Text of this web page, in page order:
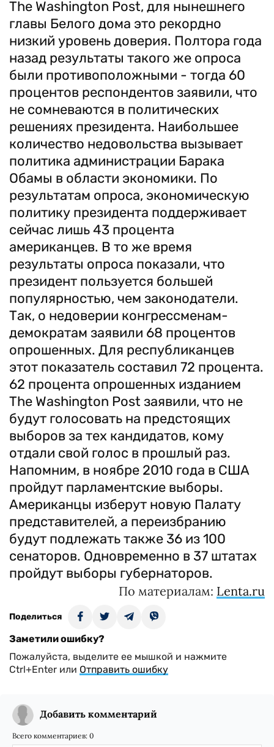
The Washington Post, для нынешнего
главы Белого дома это рекордно
низкий уровень доверия. Полтора года
назад результаты такого же опроса
были противоположными - тогда 60
процентов респондентов заявили, что
не сомневаются в политических
решениях президента. Наибольшее
количество недовольства вызывает
политика администрации Барака
Обамы в области экономики. По
результатам опроса, экономическую
политику президента поддерживает
сейчас лишь 43 процента
американцев. В то же время
результаты опроса показали, что
президент пользуется большей
популярностью, чем законодатели.
Так, о недоверии конгрессменам-
демократам заявили 68 процентов
опрошенных. Для республиканцев
этот показатель составил 72 процента.
62 процента опрошенных изданием
The Washington Post заявили, что не
будут голосовать на предстоящих
выборов за тех кандидатов, кому
отдали свой голос в прошлый раз.
Напомним, в ноябре 2010 года в США
пройдут парламентские выборы.
Американцы изберут новую Палату
представителей, а переизбранию
будут подлежать также 36 из 100
сенаторов. Одновременно в 37 штатах
пройдут выборы губернаторов.
По материалам: Lenta.ru
Поделиться
Заметили ошибку?
Пожалуйста, выделите ее мышкой и нажмите
Ctrl+Enter или Отправить ошибку
Добавить комментарий
Всего комментариев: 0